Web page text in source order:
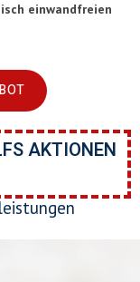
einwandfreien
AKTIONEN